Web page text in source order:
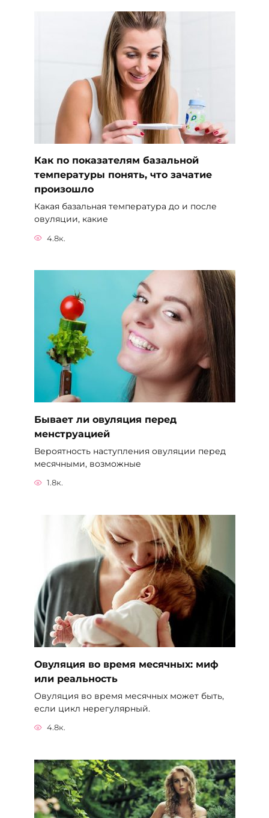
Как по показателям базальной
температуры понять, что зачатие
произошло
Какая базальная температура до и после
овуляции, какие
4.8к.
Бывает ли овуляция перед
менструацией
Вероятность наступления овуляции перед
месячными, возможные
1.8к.
Овуляция во время месячных: миф
или реальность
Овуляция во время месячных может быть,
если цикл нерегулярный.
4.8к.